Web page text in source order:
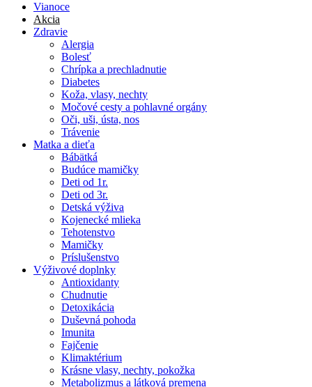
Vianoce
Akcia
Zdravie
Alergia
Bolesť
Chrípka a prechladnutie
Diabetes
Koža, vlasy, nechty
Močové cesty a pohlavné orgány
Oči, uši, ústa, nos
Trávenie
Matka a dieťa
Bábätká
Budúce mamičky
Deti od 1r.
Deti od 3r.
Detská výživa
Kojenecké mlieka
Tehotenstvo
Mamičky
Príslušenstvo
Výživové doplnky
Antioxidanty
Chudnutie
Detoxikácia
Duševná pohoda
Imunita
Fajčenie
Klimaktérium
Krásne vlasy, nechty, pokožka
Metabolizmus a látková premena